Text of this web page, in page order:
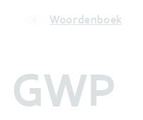
Woordenboek
GWP